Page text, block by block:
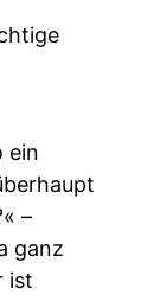
ein
–
ganz
ist